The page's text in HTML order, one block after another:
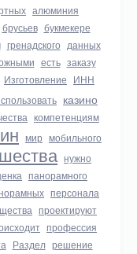
алюминия
брусьев букмекере
гренадского данных
есть заказу
Изготовление ИНН
казино
компетенциям
мир мобильного
нужно
панорамного
персонала
проектируют
профессия
Раздел решение